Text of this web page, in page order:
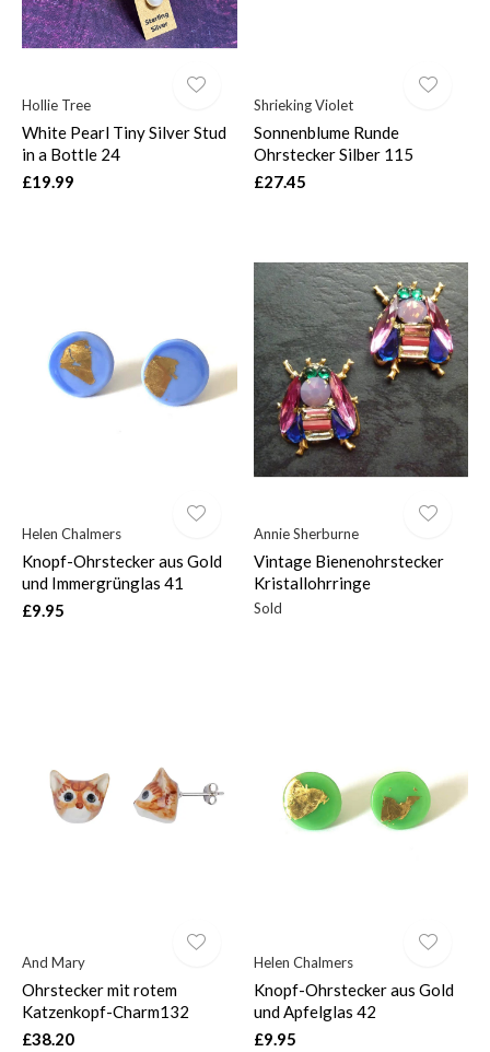
Hollie Tree
White Pearl Tiny Silver Stud
in a Bottle 24
£19.99
Shrieking Violet
Sonnenblume Runde
Ohrstecker Silber 115
£27.45
Helen Chalmers
Knopf-Ohrstecker aus Gold
und Immergrünglas 41
£9.95
Annie Sherburne
Vintage Bienenohrstecker
Kristallohrringe
Sold
And Mary
Ohrstecker mit rotem
Katzenkopf-Charm132
£38.20
Helen Chalmers
Knopf-Ohrstecker aus Gold
und Apfelglas 42
£9.95